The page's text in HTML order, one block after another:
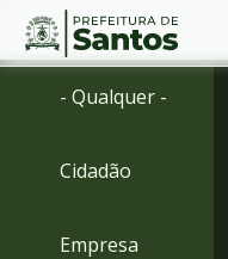
Ir
Conteúdo
- Qualquer -
Cidadão
Empresa